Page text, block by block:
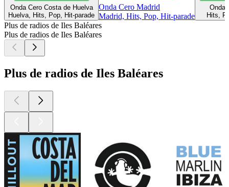
Onda Cero Costa de Huelva
Huelva, Hits, Pop, Hit-parade
Onda Cero Madrid
Madrid, Hits, Pop, Hit-parade
Onda
Hits,
Plus de radios de Iles Baléares
Plus de radios de Iles Baléares
Plus de radios de Iles Baléares